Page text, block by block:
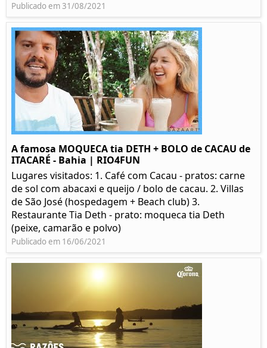
Publicado em 31/08/2021
A famosa MOQUECA tia DETH + BOLO de CACAU de
ITACARÉ - Bahia | RIO4FUN
Lugares visitados: 1. Café com Cacau - pratos: carne
de sol com abacaxi e queijo / bolo de cacau. 2. Villas
de São José (hospedagem + Beach club) 3.
Restaurante Tia Deth - prato: moqueca tia Deth
(peixe, camarão e polvo)
Publicado em 16/06/2021